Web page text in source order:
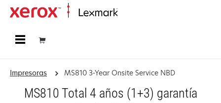
Impresoras MS810 3-Year Onsite Service NBD
MS810 Total 4 años (1+3) garantía